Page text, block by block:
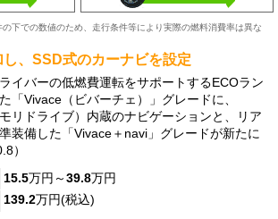
下での数値のため、走行条件等により実際の燃料消費率は異な
し、SSD式のカーナビを設定
イバーの低燃費運転をサポートするECOラン
「Vivace（ビバーチェ）」グレードに、
リドライブ）内蔵のナビゲーションと、リア
装備した「Vivace＋navi」グレードが新たに
）
15.5万円～39.8万円
139.2万円(税込)